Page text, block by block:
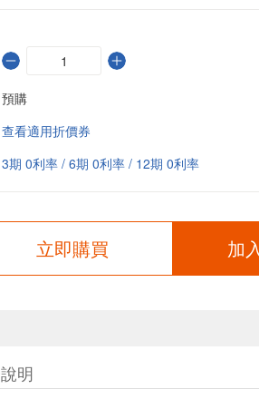
預購
查看適用折價券
3期 0利率 / 6期 0利率 / 12期 0利率
立即購買 加
明